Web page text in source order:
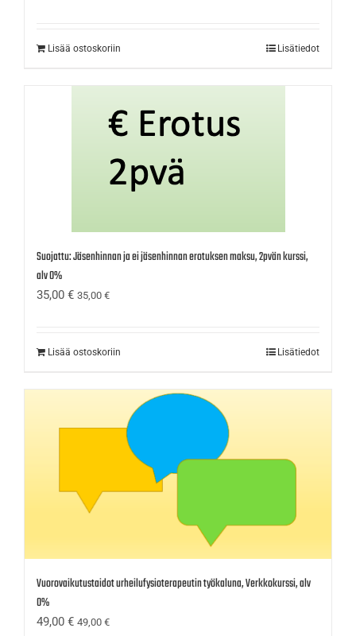
Lisää ostoskoriin Lisätiedot
Suojattu: Jäsenhinnan ja ei jäsenhinnan erotuksen maksu, 2pvän kurssi,
alv 0%
35,00 € 35,00 €
Lisää ostoskoriin Lisätiedot
Vuorovaikutustaidot urheilufysioterapeutin työkaluna, Verkkokurssi, alv
0%
49,00 € 49,00 €